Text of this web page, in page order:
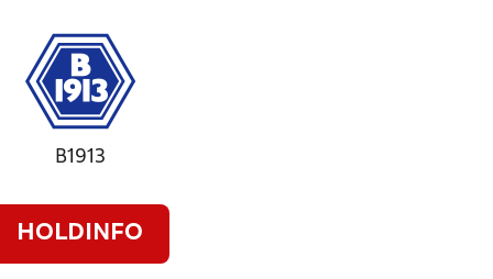
B1913
HOLDINFO